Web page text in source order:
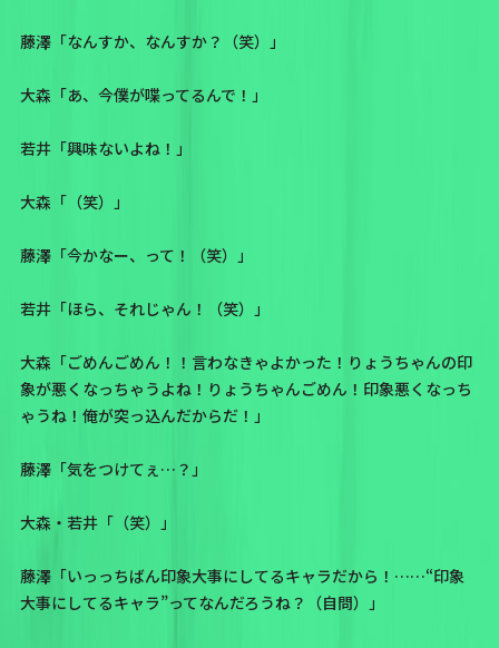
藤澤「なんすか、なんすか？（笑）」
大森「あ、今僕が喋ってるんで！」
若井「興味ないよね！」
大森「（笑）」
藤澤「今かなー、って！（笑）」
若井「ほら、それじゃん！（笑）」
大森「ごめんごめん！！言わなきゃよかった！りょうちゃんの印
象が悪くなっちゃうよね！りょうちゃんごめん！印象悪くなっち
ゃうね！俺が突っ込んだからだ！」
藤澤「気をつけてぇ…？」
大森・若井「（笑）」
藤澤「いっっちばん印象大事にしてるキャラだから！……“印象
大事にしてるキャラ”ってなんだろうね？（自問）」